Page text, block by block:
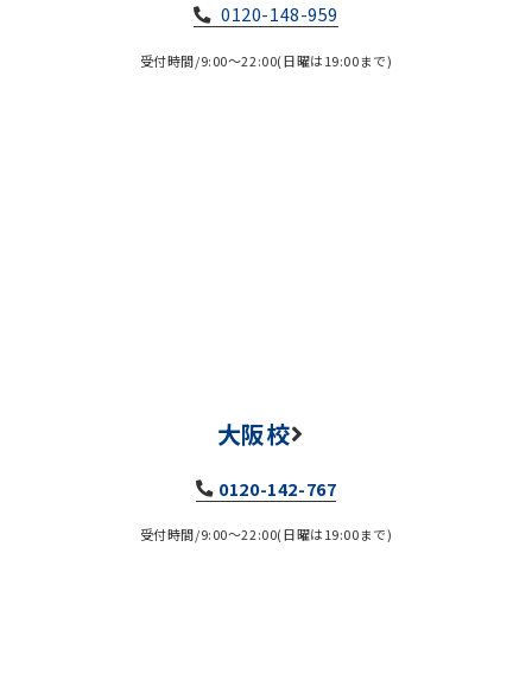
0120-148-959
受付時間/9:00～22:00(日曜は19:00まで)
大阪校
0120-142-767
受付時間/9:00～22:00(日曜は19:00まで)